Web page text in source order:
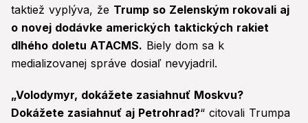
taktiež vyplýva, že Trump so Zelenským rokovali aj
o novej dodávke amerických taktických rakiet
dlhého doletu ATACMS. Biely dom sa k
medializovanej správe dosiaľ nevyjadril.
„Volodymyr, dokážete zasiahnuť Moskvu?
Dokážete zasiahnuť aj Petrohrad?“ citovali Trumpa